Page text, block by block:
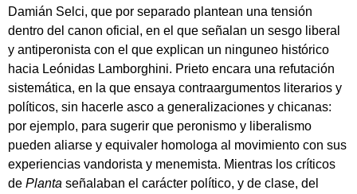
Damián Selci, que por separado plantean una tensión
dentro del canon oficial, en el que señalan un sesgo liberal
y antiperonista con el que explican un ninguneo histórico
hacia Leónidas Lamborghini. Prieto encara una refutación
sistemática, en la que ensaya contraargumentos literarios y
políticos, sin hacerle asco a generalizaciones y chicanas:
por ejemplo, para sugerir que peronismo y liberalismo
pueden aliarse y equivaler homologa al movimiento con sus
experiencias vandorista y menemista. Mientras los críticos
de Planta señalaban el carácter político, y de clase, del